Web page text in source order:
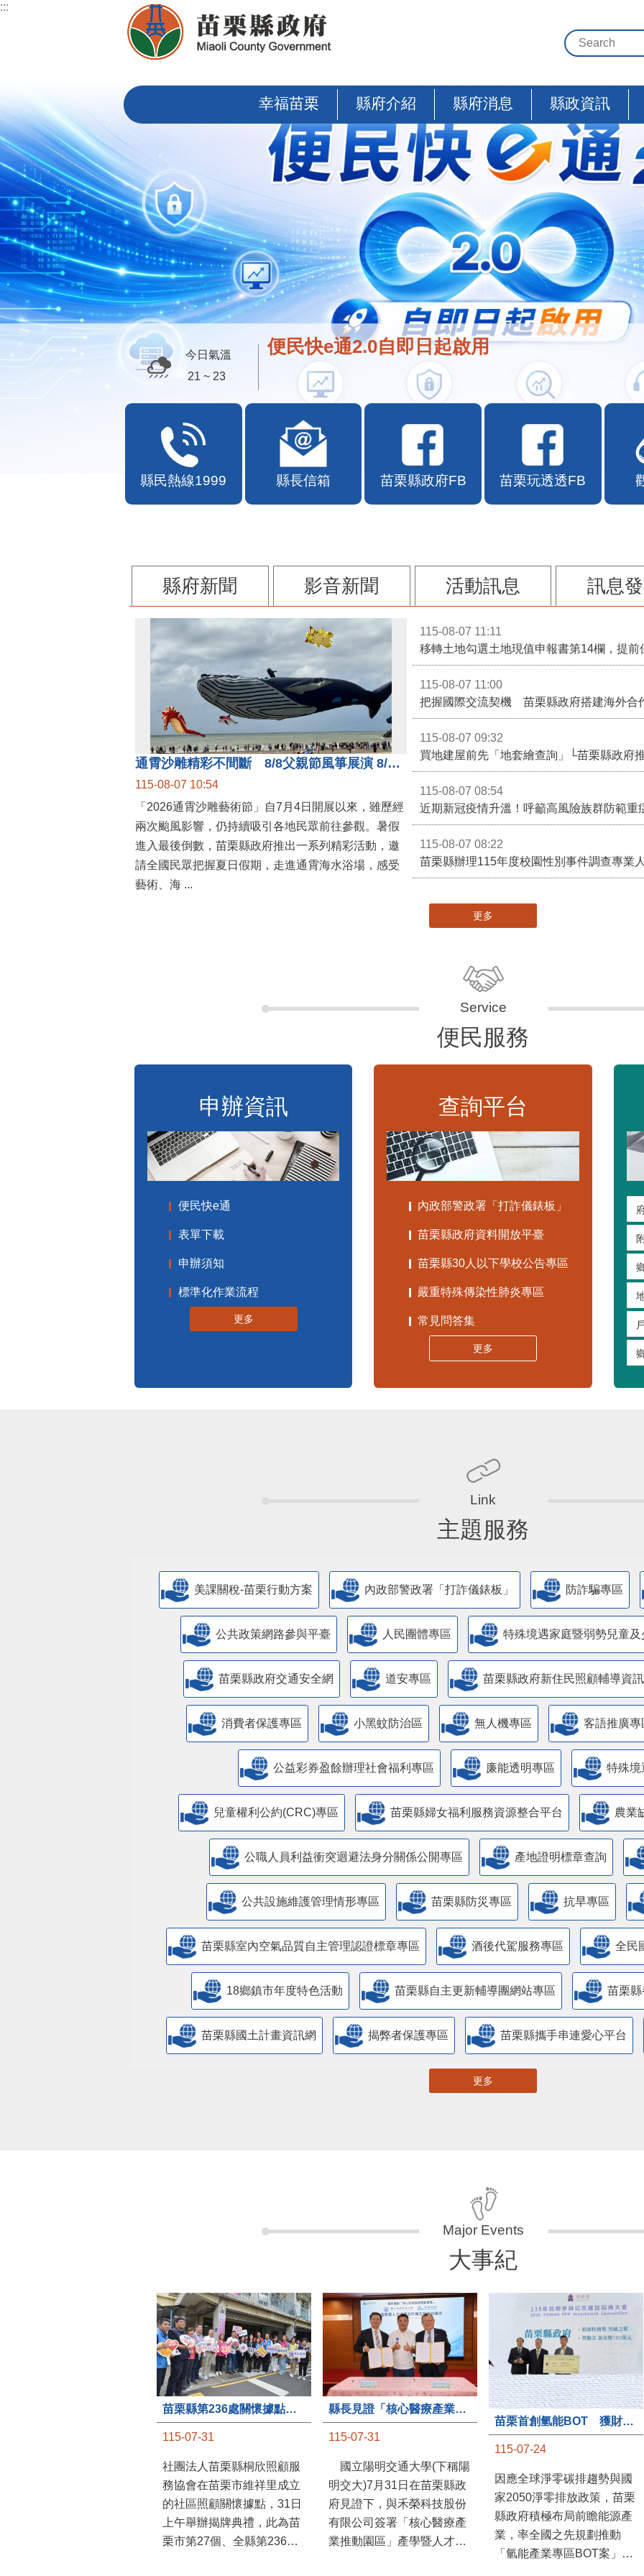
跳到主要內容區塊
:::
幸福苗栗 縣府介紹 縣府消息 縣政資訊
便民快e通2.0自即日起啟用
今日氣溫
21 ~ 23
縣民熱線1999 縣長信箱 苗栗縣政府FB 苗栗玩透透FB
縣府新聞 影音新聞 活動訊息 訊息
通霄沙雕精彩不間斷 8/8父親節風箏展演 8/16情人節66對浪漫挑戰送好禮
115-08-07 10:54
「2026通霄沙雕藝術節」自7月4日開展以來，雖歷經
兩次颱風影響，仍持續吸引各地民眾前往參觀。暑假
進入最後倒數，苗栗縣政府推出一系列精彩活動，邀
請全國民眾把握夏日假期，走進通霄海水浴場，感受
藝術、海 ...
115-08-07 11:11
移轉土地勾選土地現值申報書第14欄，提前
115-08-07 11:00
115-08-07 09:32
買地建屋前先「地套繪查詢」└苗栗縣政府
115-08-07 08:54
近期新冠疫情升溫！呼籲高風險族群防範重
115-08-07 08:22
更多
便民服務
申辦資訊
便民快e通
表單下載
申辦須知
標準化作業流程
更多
查詢平台
內政部警政署「打詐儀錶板」
苗栗縣政府資料開放平臺
苗栗縣30人以下學校公告專區
嚴重特殊傳染性肺炎專區
常見問答集
更多
主題服務
美課關稅-苗栗行動方案 內政部警政署「打詐儀錶板」 防詐騙專區
公共政策網路參與平臺 人民團體專區 特殊境遇家庭暨弱勢兒童
苗栗縣政府交通安全網 道安專區 苗栗縣政府新住民照顧輔導資
消費者保護專區 小黑蚊防治區 無人機專區 客語推廣專
公益彩券盈餘辦理社會福利專區 廉能透明專區 特殊境
兒童權利公約(CRC)專區 苗栗縣婦女福利服務資源整合平台 農業
公職人員利益衝突迴避法身分關係公開專區 產地證明標章查詢
​公共設施維護管理情形專區 苗栗縣防災專區 抗旱專區
苗栗縣室內空氣品質自主管理認證標章專區 酒後代駕服務專區 全民
18鄉鎮市年度特色活動 苗栗縣自主更新輔導團網站專區 苗栗
苗栗縣國土計畫資訊網 揭弊者保護專區 苗栗縣攜手串連愛心平台
更多
大事紀
苗栗縣第236處關懷據點在苗栗市維祥里揭牌
115-07-31
社團法人苗栗縣桐欣照顧服
務協會在苗栗市維祥里成立
的社區照顧關懷據點，31日
上午舉辦揭牌典禮，此為苗
栗市第27個、全縣第236處
縣長見證「核心醫療產業推動園區」產學合作簽約儀式
115-07-31
國立陽明交通大學(下稱陽
明交大)7月31日在苗栗縣政
府見證下，與禾榮科技股份
有限公司簽署「核心醫療產
業推動園區」產學暨人才培
苗栗首創氫能BOT 獲財政部「突破之翼」肯定
115-07-24
因應全球淨零碳排趨勢與國
家2050淨零排放政策，苗栗
縣政府積極布局前瞻能源產
業，率全國之先規劃推動
「氫能產業專區BOT案」，